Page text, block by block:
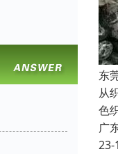
东
从
色
广
23-